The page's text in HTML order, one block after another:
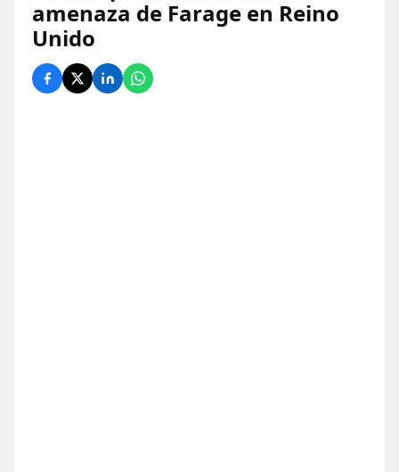
amenaza de Farage en Reino
Unido